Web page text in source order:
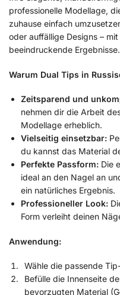
professionelle Modellage,
zuhause einfach
oder auffällige Designs –
beeindruckende Ergebnisse.
Warum Dual Tips in
Zeitsparend und
nehmen dir die Arbeit
Modellage erheblich.
Vielseitig einsetzbar:
du kannst das Material
Perfekte Passform: Die
ideal an den Nagel an
ein natürliches Ergebnis.
Professioneller Look:
Form verleiht deinen
Anwendung:
Wähle die passende
Befülle die Innenseite
bevorzugten Material